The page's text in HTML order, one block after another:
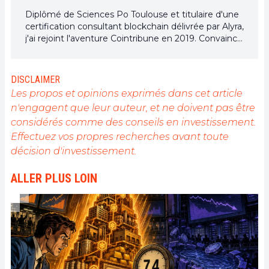
Diplômé de Sciences Po Toulouse et titulaire d'une
certification consultant blockchain délivrée par Alyra,
j'ai rejoint l'aventure Cointribune en 2019. Convaincu
l'engagement de sensibiliser et d'informer le grand
public sur cet écosystème en constante évolution.
Mon objectif est de permettre à chacun de mieux
comprendre la blockchain et de saisir les
opportunités qu'elle offre. Je m'efforce chaque jour
de fournir une analyse objective de l'actualité, de
décrypter les tendances du marché, de relayer les
sociétaux de cette révolution en marche.
DISCLAIMER
Les propos et opinions exprimés dans cet article
n'engagent que leur auteur, et ne doivent pas être
considérés comme des conseils en investissement.
Effectuez vos propres recherches avant toute
décision d'investissement.
ALLER PLUS LOIN